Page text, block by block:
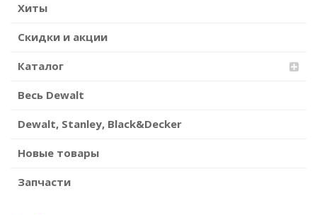
Хиты
Скидки и акции
Каталог
Весь Dewalt
Dewalt, Stanley, Black&Decker
Новые товары
Запчасти